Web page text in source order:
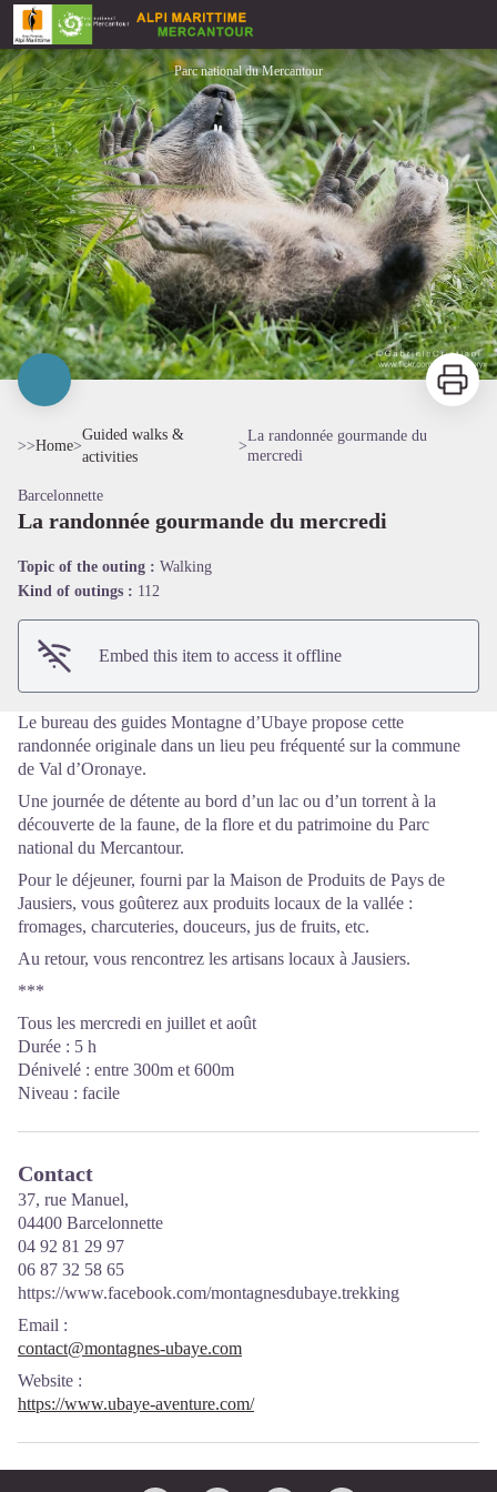
La randonnée gourmande du mercredi
Parc national du Mercantour
Print
>>Home>
Guided walks &
activities
>
La randonnée gourmande du
mercredi
Barcelonnette
La randonnée gourmande du mercredi
Topic of the outing : Walking
Kind of outings : 112
Embed this item to access it offline
Le bureau des guides Montagne d’Ubaye propose cette
randonnée originale dans un lieu peu fréquenté sur la commune
de Val d’Oronaye.
Une journée de détente au bord d’un lac ou d’un torrent à la
découverte de la faune, de la flore et du patrimoine du Parc
national du Mercantour.
Pour le déjeuner, fourni par la Maison de Produits de Pays de
Jausiers, vous goûterez aux produits locaux de la vallée :
fromages, charcuteries, douceurs, jus de fruits, etc.
Au retour, vous rencontrez les artisans locaux à Jausiers.
***
Tous les mercredi en juillet et août
Durée : 5 h
Dénivelé : entre 300m et 600m
Niveau : facile
Contact
37, rue Manuel,
04400 Barcelonnette
04 92 81 29 97
06 87 32 58 65
https://www.facebook.com/montagnesdubaye.trekking
Email :
contact@montagnes-ubaye.com
Website :
https://www.ubaye-aventure.com/